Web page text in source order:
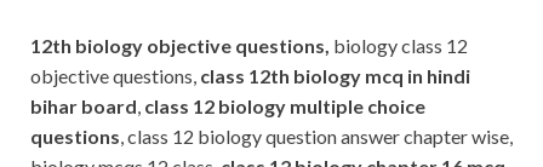
12th biology objective questions, biology class 12
objective questions, class 12th biology mcq in hindi
bihar board, class 12 biology multiple choice
questions, class 12 biology question answer chapter wise,